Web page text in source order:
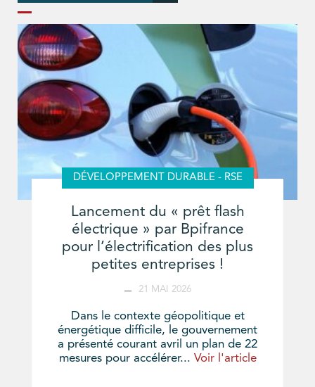
DÉVELOPPEMENT DURABLE - RSE
Lancement du « prêt flash
électrique » par Bpifrance
pour l’électrification des plus
petites entreprises !
21 MAI 2026
Dans le contexte géopolitique et
énergétique difficile, le gouvernement
a présenté courant avril un plan de 22
mesures pour accélérer... Voir l'article